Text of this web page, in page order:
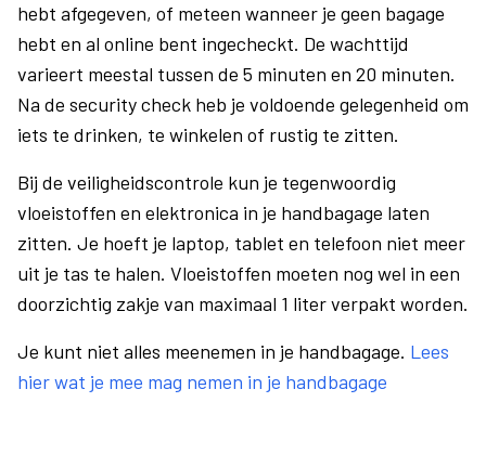
hebt afgegeven, of meteen wanneer je geen bagage
hebt en al online bent ingecheckt. De wachttijd
varieert meestal tussen de 5 minuten en 20 minuten.
Na de security check heb je voldoende gelegenheid om
iets te drinken, te winkelen of rustig te zitten.
Bij de veiligheidscontrole kun je tegenwoordig
vloeistoffen en elektronica in je handbagage laten
zitten. Je hoeft je laptop, tablet en telefoon niet meer
uit je tas te halen. Vloeistoffen moeten nog wel in een
doorzichtig zakje van maximaal 1 liter verpakt worden.
Je kunt niet alles meenemen in je handbagage. Lees
hier wat je mee mag nemen in je handbagage